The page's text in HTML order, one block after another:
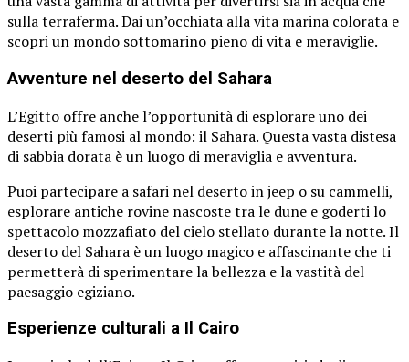
sulla terraferma. Dai un’occhiata alla vita marina colorata e
scopri un mondo sottomarino pieno di vita e meraviglie.
Avventure nel deserto del Sahara
L’Egitto offre anche l’opportunità di esplorare uno dei
deserti più famosi al mondo: il Sahara. Questa vasta distesa
di sabbia dorata è un luogo di meraviglia e avventura.
Puoi partecipare a safari nel deserto in jeep o su cammelli,
esplorare antiche rovine nascoste tra le dune e goderti lo
spettacolo mozzafiato del cielo stellato durante la notte. Il
deserto del Sahara è un luogo magico e affascinante che ti
permetterà di sperimentare la bellezza e la vastità del
paesaggio egiziano.
Esperienze culturali a Il Cairo